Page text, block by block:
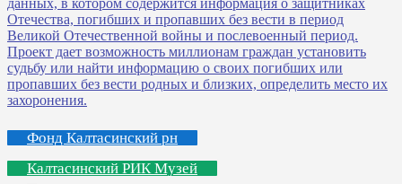
Фонд Калтасинский рн
Калтасинский РИК Музей